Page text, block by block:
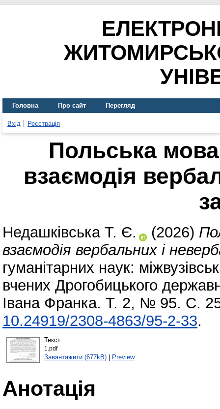
Головна Про сайт Перегляд
Вхід Реєстрація
Польська
взаємодія
Недашківська Т. Є. (2026)
взаємодія вербальних і
гуманітарних наук:
вчених Дрогобицького
Івана Франка. Т. 2, № 95. С.
10.24919/2308-4863/95-2-33.
Текст
1.pdf
Завантажити (677kB)| Preview
Анотація